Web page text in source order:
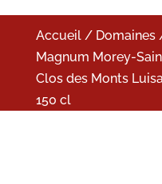
Accueil/ Domaines
Magnum Morey-
Clos des Monts
150 cl